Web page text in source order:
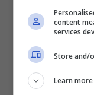
content
services
Store and/
Learn more